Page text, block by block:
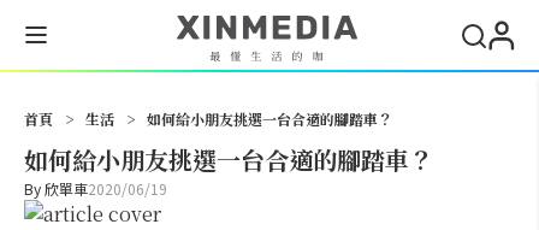
首頁 > 生活 > 如何給小朋友挑選一台合適的腳踏車？
如何給小朋友挑選一台合適的腳踏車？
By欣單車2020/06/19